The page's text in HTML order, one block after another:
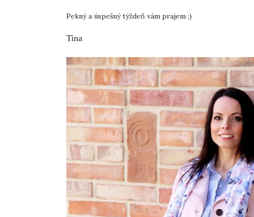
Pekný a úspešný týždeň vám prajem ;)
Tina